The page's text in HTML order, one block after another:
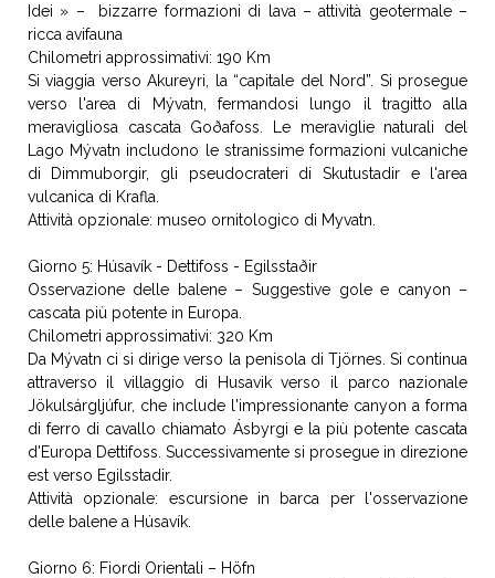
Idei » – bizzarre formazioni di lava – attività geotermale –
ricca avifauna
Chilometri approssimativi: 190 Km
Si viaggia verso Akureyri, la “capitale del Nord”. Si prosegue
verso l'area di Mývatn, fermandosi lungo il tragitto alla
meravigliosa cascata Goðafoss. Le meraviglie naturali del
Lago Mývatn includono le stranissime formazioni vulcaniche
di Dimmuborgir, gli pseudocrateri di Skutustadir e l'area
vulcanica di Krafla.
Attività opzionale: museo ornitologico di Myvatn.
Giorno 5: Húsavík - Dettifoss - Egilsstaðir
Osservazione delle balene – Suggestive gole e canyon –
cascata più potente in Europa.
Chilometri approssimativi: 320 Km
Da Mývatn ci si dirige verso la penisola di Tjörnes. Si continua
attraverso il villaggio di Husavik verso il parco nazionale
Jökulsárgljúfur, che include l'impressionante canyon a forma
di ferro di cavallo chiamato Ásbyrgi e la più potente cascata
d'Europa Dettifoss. Successivamente si prosegue in direzione
est verso Egilsstadir.
Attività opzionale: escursione in barca per l'osservazione
delle balene a Húsavík.
Giorno 6: Fiordi Orientali – Höfn